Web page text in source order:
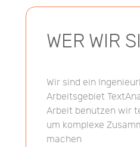
WER WIR
Wir sind ein
Arbeitsgebiet
Arbeit benutzen wir
um komplexe
machen